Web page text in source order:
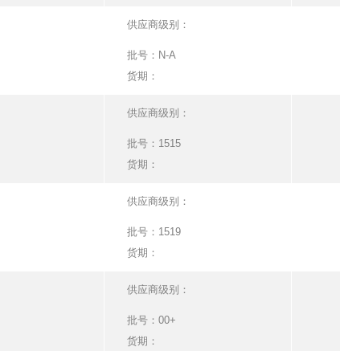
供应商级别：
批号： N-A
货期：
供应商级别：
批号： 1515
货期：
供应商级别：
批号： 1519
货期：
供应商级别：
批号： 00+
货期：